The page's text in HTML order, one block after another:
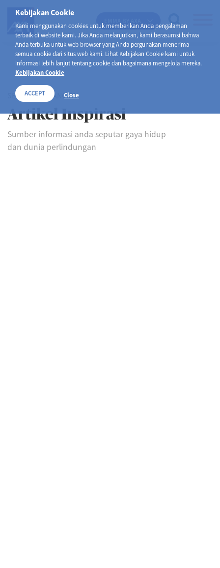
Kebijakan Cookie
Kami menggunakan cookies untuk memberikan Anda pengalaman
terbaik di website kami. Jika Anda melanjutkan, kami berasumsi bahwa
Anda terbuka untuk web browser yang Anda pergunakan menerima
semua cookie dari situs web kami. Lihat Kebijakan Cookie kami untuk
informasi lebih lanjut tentang cookie dan bagaimana mengelola mereka.
Kebijakan Cookie
ACCEPT Close
SELAMAT DATANG DI
Artikel Inspirasi
Sumber informasi anda seputar gaya hidup
dan dunia perlindungan